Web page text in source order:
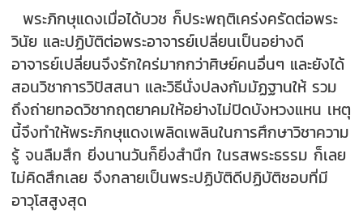
พระภิกษุแดงเมื่อได้บวช ก็ประพฤติเคร่งครัดต่อพระ
วินัย และปฏิบัติต่อพระอาจารย์เปลี่ยนเป็นอย่างดี
อาจารย์เปลี่ยนจึงรักใคร่มากกว่าศิษย์คนอื่นๆ และยังได้
สอนวิชาการวิปัสสนา และวิธีนั่งปลงกัมมัฏฐานให้ รวม
ถึงถ่ายทอดวิชากฤตยาคมให้อย่างไม่ปิดบังหวงแหน เหตุ
นี้จึงทำให้พระภิกษุแดงเพลิดเพลินในการศึกษาวิชาความ
รู้ จนลืมสึก ยิ่งนานวันก็ยิ่งสำนึก ในรสพระธรรม ก็เลย
ไม่คิดสึกเลย จึงกลายเป็นพระปฏิบัติดีปฏิบัติชอบที่มี
อาวุโสสูงสุด